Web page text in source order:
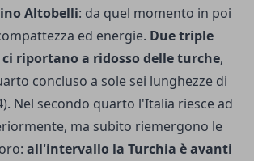
Altobelli: da quel momento in poi
ed energie. Due triple
ci riportano a ridosso delle turche,
concluso a sole sei lunghezze di
Nel secondo quarto l'Italia riesce ad
ma subito riemergono le
all'intervallo la Turchia è avanti